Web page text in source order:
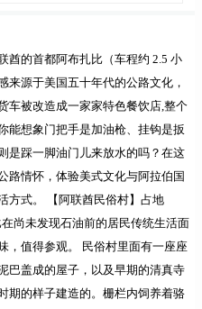
酋的首都阿布扎比（车程约 2.5 小
来源于美国五十年代的公路文化，
车被改造成一家家特色餐饮店,整个
能想象门把手是加油枪、挂钩是扳
是踩一脚油门儿来放水的吗？在这
路情怀，体验美式文化与阿拉伯国
方式。
【阿联酋民俗村】 占地
尚未发现石油前的居民传统生活面
，值得参观。 民俗村里面有一座座
巴盖成的屋子，以及早期的清真寺
期的样子建造的。栅栏内饲养着骆